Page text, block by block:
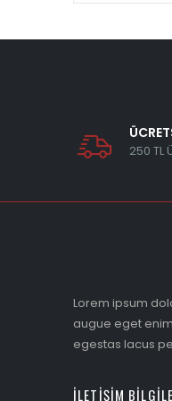
250 TL
Lorem ipsum
augue eget
egestas lacus
İLETIŞIM